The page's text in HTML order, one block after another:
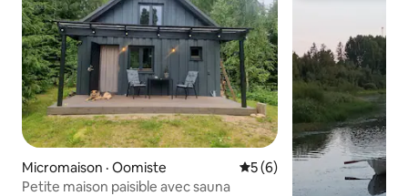
Micromaison · Oomiste Note moyenne de 5 sur 5,
5 (6)
Petite maison paisible avec sauna